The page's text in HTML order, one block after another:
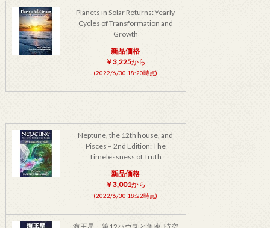
Planets in Solar Returns: Yearly
Cycles of Transformation and
Growth
新品価格
￥3,225から
(2022/6/30 18:20時点)
Neptune, the 12th house, and
Pisces – 2nd Edition: The
Timelessness of Truth
新品価格
￥3,001から
(2022/6/30 18:22時点)